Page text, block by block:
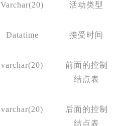
Varchar(20) 活动类型
Datatime 接受时间
varchar(20)
前面的控制
结点表
varchar(20)
后面的控制
结点表